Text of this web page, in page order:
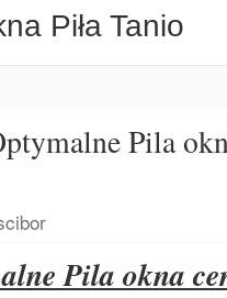
Piła Tanio
Pila
Pila okna